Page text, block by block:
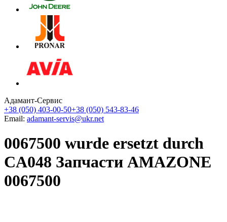
Адамант-Сервис
+38 (050) 403-00-50+38 (050) 543-83-46
Email: adamant-servis@ukr.net
0067500 wurde ersetzt durch
CA048 Запчасти AMAZONE
0067500